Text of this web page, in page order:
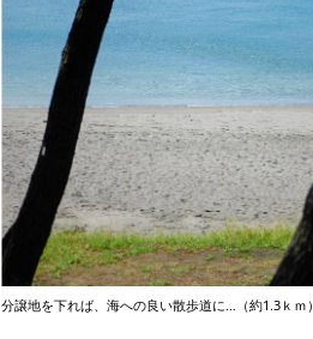
分譲地を下れば、海への良い散歩道に…（約1.3ｋｍ）